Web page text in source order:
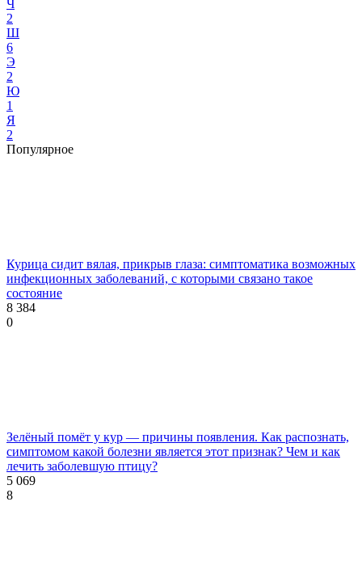
Ч
2
Ш
6
Э
2
Ю
1
Я
2
Популярное
Курица сидит вялая, прикрыв глаза: симптоматика возможных
инфекционных заболеваний, с которыми связано такое
состояние
8 384
0
Зелёный помёт у кур — причины появления. Как распознать,
симптомом какой болезни является этот признак? Чем и как
лечить заболевшую птицу?
5 069
8